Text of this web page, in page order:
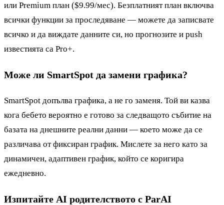
или Premium план ($9.99/мес). Безплатният план включва
всички функции за проследяване — можете да записвате
всичко и да виждате данните си, но прогнозите и push
известията са Pro+.
Може ли SmartSpot да замени графика?
SmartSpot допълва графика, а не го заменя. Той ви казва
кога бебето вероятно е готово за следващото събитие на
базата на днешните реални данни — което може да се
различава от фиксиран график. Мислете за него като за
динамичен, адаптивен график, който се коригира
ежедневно.
Изпитайте AI родителството с ParAI